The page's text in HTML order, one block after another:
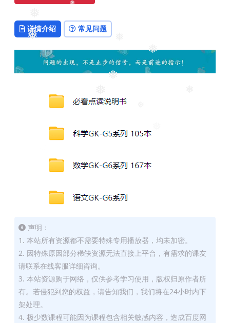
❅
❅
❅
❅
❅
详情介绍 常见问题
声明：
1. 本站所有资源都不需要特殊专用播放器，均未加密。
2. 因特殊原因部分稀缺资源无法直接上平台，有需求的课友
请联系在线客服详细咨询。
3. 本站资源购于网络，仅供参考学习使用，版权归原作者所
有。若侵犯到您的权益，请告知我们，我们将在24小时内下
架处理。
4. 极少数课程可能因为课程包含相关敏感内容，造成百度网